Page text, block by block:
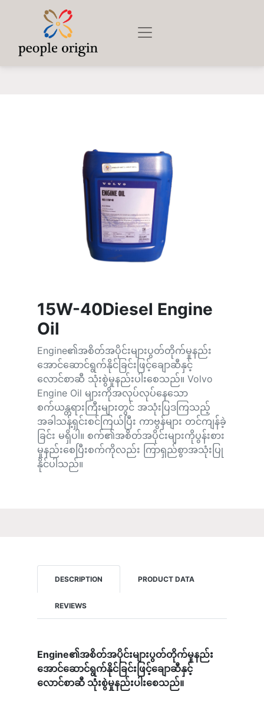
15W-40Diesel Engine
Oil
Engine၏အစိတ်အပိုင်းများပွတ်တိုက်မှုနည်း
အောင်ဆောင်ရွက်နိုင်ခြင်းဖြင့်ချောဆီနှင့်
လောင်စာဆီ သုံးစွဲမှုနည်းပါးစေသည်။ Volvo
Engine Oil များကိုအလုပ်လုပ်နေသော
စက်ယန္တရားကြီးများတွင် အသုံးပြဒကြသည့်
အခါသန့်ရှင်းစင်ကြယ်ပြီး ကာဗွန်များ တင်ကျန်ခဲ့
ခြင်း မရှိပါ။ စက်၏အစိတ်အပိုင်းများကိုပွန်းစား
မှုနည်းစေပြီးစက်ကိုလည်း ကြာရှည်စွာအသုံးပြု
နိုင်ပါသည်။
DESCRIPTION PRODUCT DATA
REVIEWS
Engine၏အစိတ်အပိုင်းများပွတ်တိုက်မှုနည်း
အောင်ဆောင်ရွက်နိုင်ခြင်းဖြင့်ချောဆီနှင့်
လောင်စာဆီ သုံးစွဲမှုနည်းပါးစေသည်။